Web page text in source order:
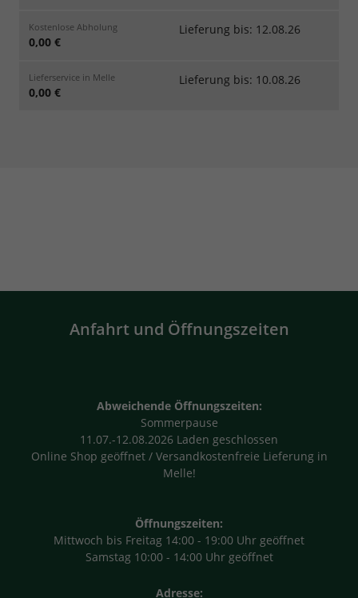
Kostenlose Abholung
0,00 €
Lieferung bis: 12.08.26
Lieferservice in Melle
0,00 €
Lieferung bis: 10.08.26
Anfahrt und Öffnungszeiten
Abweichende Öffnungszeiten:
Sommerpause
11.07.-12.08.2026 Laden geschlossen
Online Shop geöffnet / Versandkostenfreie Lieferung in
Melle!
Öffnungszeiten:
Mittwoch bis Freitag 14:00 - 19:00 Uhr geöffnet
Samstag 10:00 - 14:00 Uhr geöffnet
Adresse: